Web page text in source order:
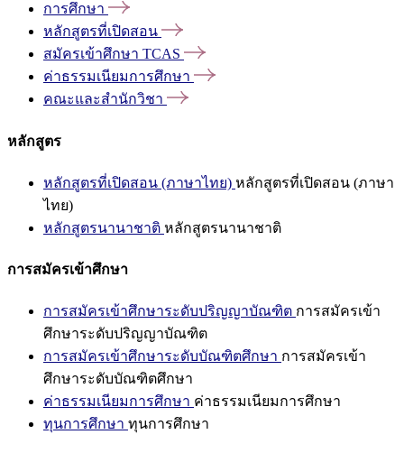
การศึกษา
หลักสูตรที่เปิดสอน
สมัครเข้าศึกษา TCAS
ค่าธรรมเนียมการศึกษา
คณะและสำนักวิชา
หลักสูตร
หลักสูตรที่เปิดสอน (ภาษาไทย) หลักสูตรที่เปิดสอน (ภาษา
ไทย)
หลักสูตรนานาชาติ หลักสูตรนานาชาติ
การสมัครเข้าศึกษา
การสมัครเข้าศึกษาระดับปริญญาบัณฑิต การสมัครเข้า
ศึกษาระดับปริญญาบัณฑิต
การสมัครเข้าศึกษาระดับบัณฑิตศึกษา การสมัครเข้า
ศึกษาระดับบัณฑิตศึกษา
ค่าธรรมเนียมการศึกษา ค่าธรรมเนียมการศึกษา
ทุนการศึกษา ทุนการศึกษา